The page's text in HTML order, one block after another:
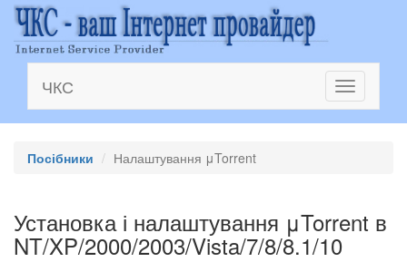
Toggle
navigation
ЧКС
Посібники Налаштування μTorrent
Установка і налаштування μTorrent в
NT/XP/2000/2003/Vista/7/8/8.1/10